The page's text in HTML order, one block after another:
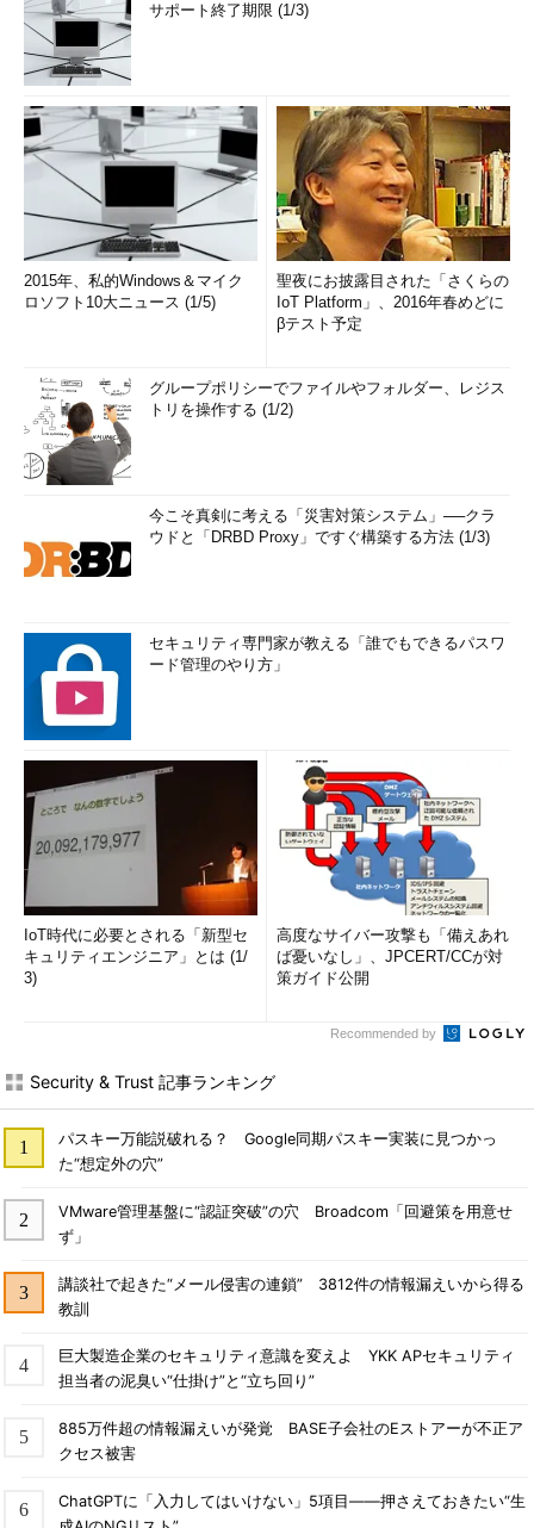
サポート終了期限 (1/3)
2015年、私的Windows＆マイク
ロソフト10大ニュース (1/5)
聖夜にお披露目された「さくらの
IoT Platform」、2016年春めどに
βテスト予定
グループポリシーでファイルやフォルダー、レジス
トリを操作する (1/2)
今こそ真剣に考える「災害対策システム」──クラ
ウドと「DRBD Proxy」ですぐ構築する方法 (1/3)
セキュリティ専門家が教える「誰でもできるパスワ
ード管理のやり方」
IoT時代に必要とされる「新型セ
キュリティエンジニア」とは (1/
3)
高度なサイバー攻撃も「備えあれ
ば憂いなし」、JPCERT/CCが対
策ガイド公開
Recommended by
Security & Trust 記事ランキング
パスキー万能説破れる？ Google同期パスキー実装に見つかっ
た“想定外の穴”
VMware管理基盤に“認証突破”の穴 Broadcom「回避策を用意せ
ず」
講談社で起きた“メール侵害の連鎖” 3812件の情報漏えいから得る
教訓
巨大製造企業のセキュリティ意識を変えよ YKK APセキュリティ
担当者の泥臭い“仕掛け”と“立ち回り”
885万件超の情報漏えいが発覚 BASE子会社のEストアーが不正ア
クセス被害
ChatGPTに「入力してはいけない」5項目――押さえておきたい“生